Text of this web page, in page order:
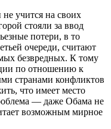
учится на своих
стояли за ввод
потери, в то
очереди, считают
безвредных. К тому
по отношению к
странами конфликтов
что имеет место
— даже Обама не
возможным мирное